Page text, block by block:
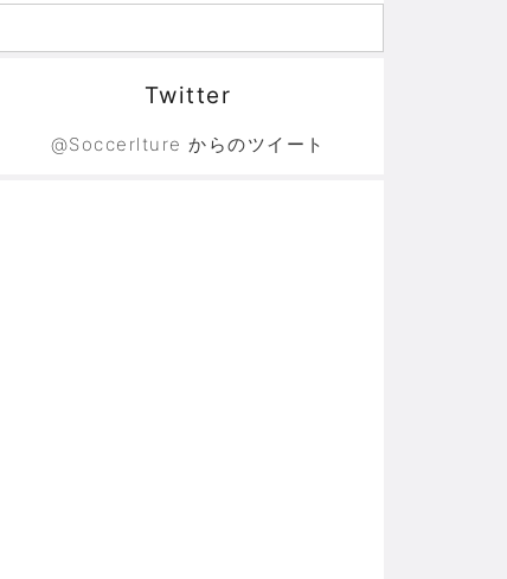
Twitter
@Soccerlture からのツイート